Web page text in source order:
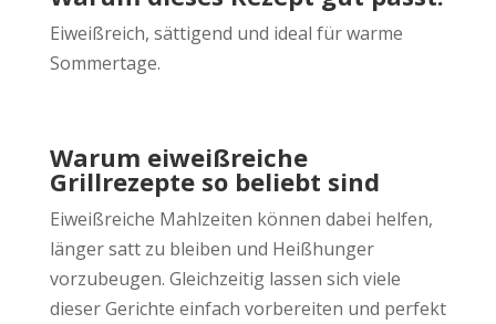
Eiweißreich, sättigend und ideal für warme
Sommertage.
Warum eiweißreiche
Grillrezepte so beliebt sind
Eiweißreiche Mahlzeiten können dabei helfen,
länger satt zu bleiben und Heißhunger
vorzubeugen. Gleichzeitig lassen sich viele
dieser Gerichte einfach vorbereiten und perfekt